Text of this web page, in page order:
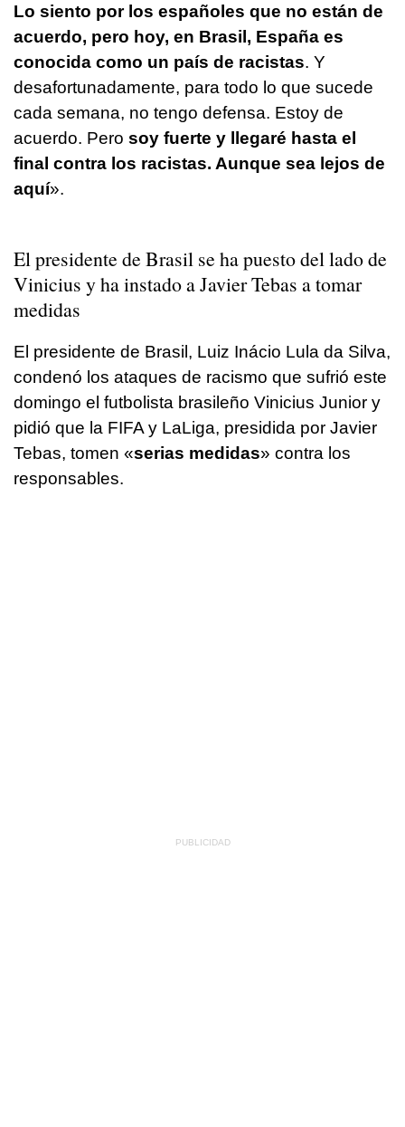
Lo siento por los españoles que no están de
acuerdo, pero hoy, en Brasil, España es
conocida como un país de racistas. Y
desafortunadamente, para todo lo que sucede
cada semana, no tengo defensa. Estoy de
acuerdo. Pero soy fuerte y llegaré hasta el
final contra los racistas. Aunque sea lejos de
aquí».
El presidente de Brasil se ha puesto del lado de
Vinicius y ha instado a Javier Tebas a tomar
medidas
El presidente de Brasil, Luiz Inácio Lula da Silva,
condenó los ataques de racismo que sufrió este
domingo el futbolista brasileño Vinicius Junior y
pidió que la FIFA y LaLiga, presidida por Javier
Tebas, tomen «serias medidas» contra los
responsables.